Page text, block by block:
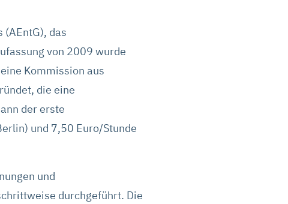
das
von 2009 wurde
Kommission aus
die eine
der erste
und 7,50 Euro/Stunde
und
durchgeführt. Die